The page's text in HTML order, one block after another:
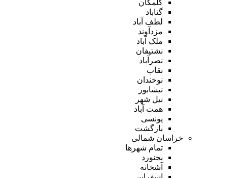
گلمکان
گناباد
لطف آباد
مزدآوند
ملک آباد
نشتیفان
نصرآباد
نقاب
نوخندان
نیشابور
نیل شهر
همت آباد
یونسی
بازگشت
خراسان شمالی
تمام شهر‌ها
بجنورد
آشخانه